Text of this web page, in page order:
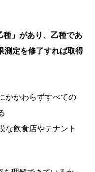
種」があり、乙種であ
測定を修了すれば取得
かかわらずすべての
な飲食店やテナント